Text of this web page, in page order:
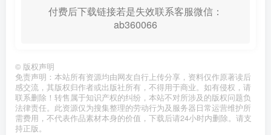
付费后下载链接若是失效联系客服微信：
ab360066
© 版权声明
免责声明：本站所有资源均由网友自行上传分享，资料仅作原著读后
感交流，其版权归作者或出版社所有，不得用于商业。如有侵权，请
联系删除！转售属于知识产权的纠纷，本站不对所涉及的版权问题负
法律责任。此资源仅为搜集整理的劳动行为及服务器日常运营维护所
需费用，不代表作品素材本身的价值，下载后请24小时内删除。请支
持正版。